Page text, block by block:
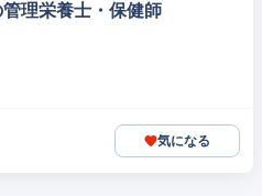
理栄養士・保健師
気になる